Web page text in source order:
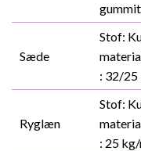
Sæde
Stof:
: 32/25
Ryglæn
Stof:
: 25 kg/